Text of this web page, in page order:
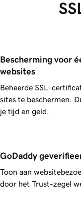
Bescherming voor
websites
Beheerde SSL-
sites te beschermen.
je tijd en geld.
GoDaddy
Toon aan
door het Trust-zegel